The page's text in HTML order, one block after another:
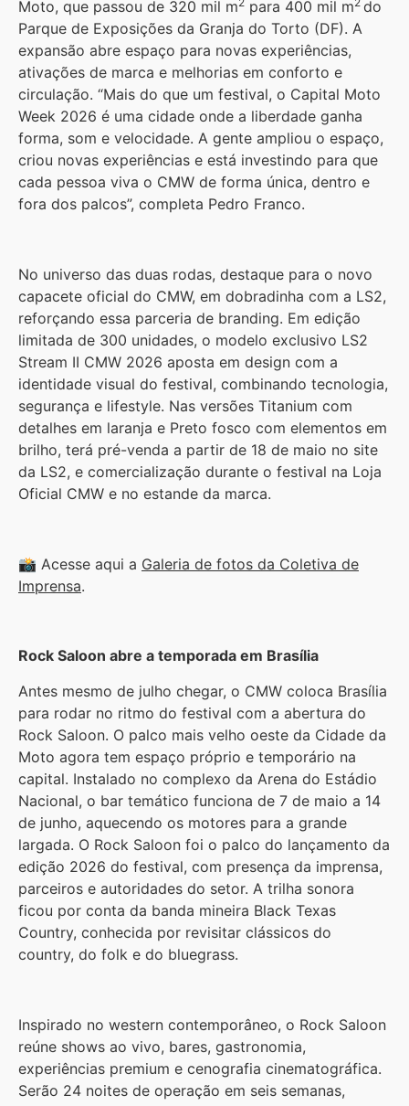
Moto, que passou de 320 mil m
para 400 mil m do
Parque de Exposições da Granja do Torto (DF). A
expansão abre espaço para novas experiências,
ativações de marca e melhorias em conforto e
circulação. “Mais do que um festival, o Capital Moto
Week 2026 é uma cidade onde a liberdade ganha
forma, som e velocidade. A gente ampliou o espaço,
criou novas experiências e está investindo para que
cada pessoa viva o CMW de forma única, dentro e
fora dos palcos”, completa Pedro Franco.
No universo das duas rodas, destaque para o novo
capacete oficial do CMW, em dobradinha com a LS2,
reforçando essa parceria de branding. Em edição
limitada de 300 unidades, o modelo exclusivo LS2
Stream II CMW 2026 aposta em design com a
identidade visual do festival, combinando tecnologia,
segurança e lifestyle. Nas versões Titanium com
detalhes em laranja e Preto fosco com elementos em
brilho, terá pré-venda a partir de 18 de maio no site
da LS2, e comercialização durante o festival na Loja
Oficial CMW e no estande da marca.
📸 Acesse aqui a Galeria de fotos da Coletiva de
Imprensa.
Rock Saloon abre a temporada em Brasília
Antes mesmo de julho chegar, o CMW coloca Brasília
para rodar no ritmo do festival com a abertura do
Rock Saloon. O palco mais velho oeste da Cidade da
Moto agora tem espaço próprio e temporário na
capital. Instalado no complexo da Arena do Estádio
Nacional, o bar temático funciona de 7 de maio a 14
de junho, aquecendo os motores para a grande
largada. O Rock Saloon foi o palco do lançamento da
edição 2026 do festival, com presença da imprensa,
parceiros e autoridades do setor. A trilha sonora
ficou por conta da banda mineira Black Texas
Country, conhecida por revisitar clássicos do
country, do folk e do bluegrass.
Inspirado no western contemporâneo, o Rock Saloon
reúne shows ao vivo, bares, gastronomia,
experiências premium e cenografia cinematográfica.
Serão 24 noites de operação em seis semanas,